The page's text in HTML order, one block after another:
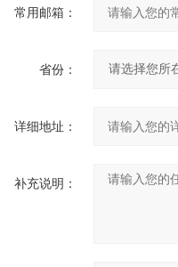
常用邮箱：
省份：
详细地址：
补充说明：